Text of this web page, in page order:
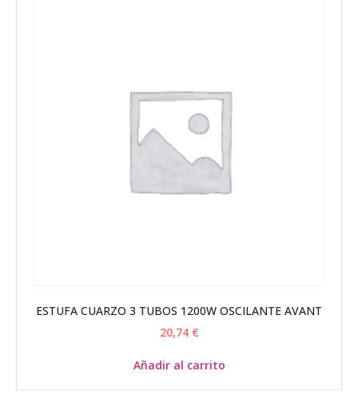
ESTUFA CUARZO 3 TUBOS 1200W OSCILANTE AVANT
20,74 €
Añadir al carrito